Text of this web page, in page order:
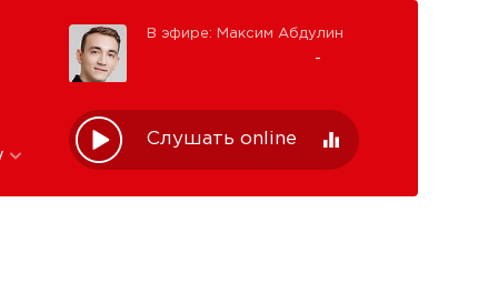
В эфире: Максим Абдулин
Слушать online